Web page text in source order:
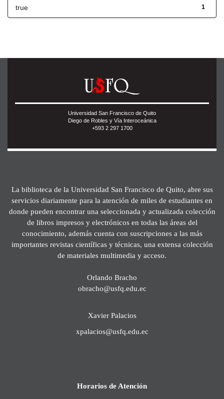
1
true
Universidad San Francisco de Quito
Diego de Robles y Vía Interoceánica
+593 2 297 1700
La biblioteca de la Universidad San Francisco de Quito, abre sus
servicios diariamente para la atención de miles de estudiantes en
donde pueden encontrar una seleccionada y actualizada colección
de libros impresos y electrónicos en todas las áreas del
conocimiento, además cuenta con suscripciones a las más
importantes revistas científicas y técnicas, una extensa colección
de materiales multimedia y acceso.
Orlando Bracho
obracho@usfq.edu.ec
Xavier Palacios
xpalacios@usfq.edu.ec
Horarios de Atención